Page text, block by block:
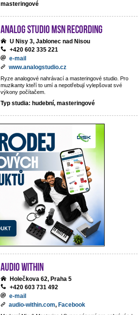
masteringové
analog studio MSN recording
U Nisy 3, Jablonec nad Nisou
+420 602 335 221
e-mail
www.analogstudio.cz
Ryze analogové nahrávací a masteringové studio. Pro
muzikanty kteří to umí a nepotřebují vylepšovat své
výkony počítačem.
Typ studia: hudební, masteringové
Audio Within
Holečkova 62, Praha 5
+420 603 731 492
e-mail
audio-within.com, Facebook